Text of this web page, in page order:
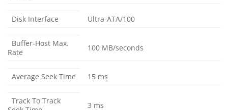
Disk Interface Ultra-ATA/100
Buffer-Host Max.
Rate
100 MB/seconds
Average Seek Time 15 ms
Track To Track
3 ms